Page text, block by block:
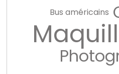
Bus américains